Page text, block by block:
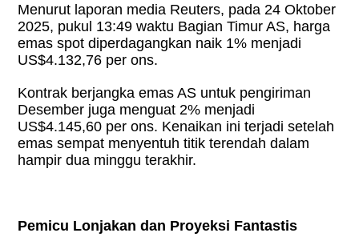
Menurut laporan media Reuters, pada 24 Oktober
2025, pukul 13:49 waktu Bagian Timur AS, harga
emas spot diperdagangkan naik 1% menjadi
US$4.132,76 per ons.
Kontrak berjangka emas AS untuk pengiriman
Desember juga menguat 2% menjadi
US$4.145,60 per ons. Kenaikan ini terjadi setelah
emas sempat menyentuh titik terendah dalam
hampir dua minggu terakhir.
Pemicu Lonjakan dan Proyeksi Fantastis